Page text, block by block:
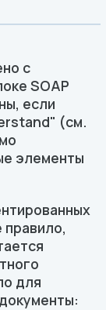
с
SOAP
если
(см.
элементы
для